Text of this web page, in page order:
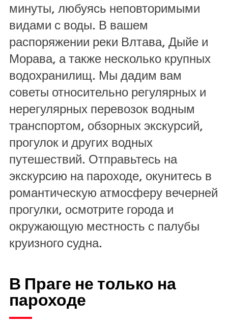
минуты, любуясь неповторимыми
видами с воды. В вашем
распоряжении реки Влтава, Дыйе и
Морава, а также несколько крупных
водохранилищ. Мы дадим вам
советы относительно регулярных и
нерегулярных перевозок водным
транспортом, обзорных экскурсий,
прогулок и других водных
путешествий. Отправьтесь на
экскурсию на пароходе, окунитесь в
романтическую атмосферу вечерней
прогулки, осмотрите города и
окружающую местность с палубы
круизного судна.
В Праге не только на
пароходе